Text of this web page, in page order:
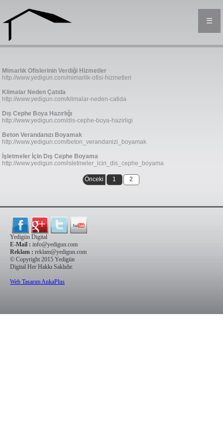
☰
Mimarlık Ofislerinin Verdiği Hizmetler
http://www.yedigun.com/mimarlik-ofisi-hizmetleri
Klimalar Neden Çatıda
http://www.yedigun.com/klimalar-neden-catida
Dış Cephe Boya Hazırlığı
http://www.yedigun.com/dis-cephe-boya-hazirligi
Beton Verandanızı Boyamak
http://www.yedigun.com/beton_verandanizi_boyamak
İşletmeler İçin Dış Cephe Boyama
http://www.yedigun.com/isletmeler_icin_dis_cephe_boyama
Önceki 1 2
Yedigün Digital
E-Mail : info@yedigun.com
Reklam : reklam@yedigun.com
© Copyright 2015 Yedigün
Digital Her Hakkı Saklıdır.
Web Tasarım AnkaPlus